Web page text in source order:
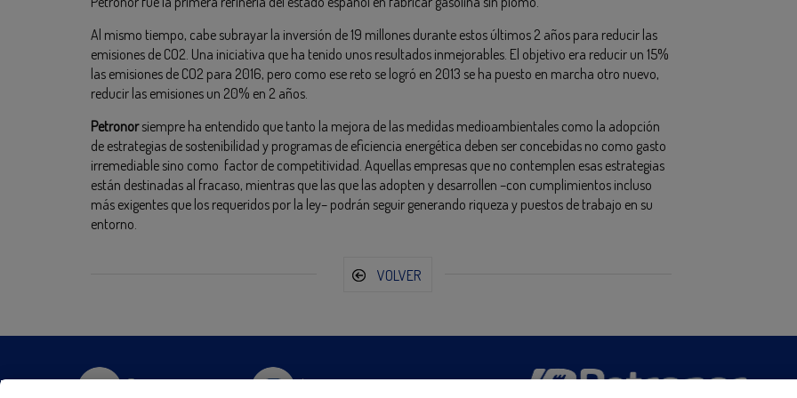
Al mismo tiempo, cabe subrayar la inversión de 19 millones durante estos últimos 2 años para reducir las
emisiones de CO2. Una iniciativa que ha tenido unos resultados inmejorables. El objetivo era reducir un 15%
las emisiones de CO2 para 2016, pero como ese reto se logró en 2013 se ha puesto en marcha otro nuevo,
reducir las emisiones un 20% en 2 años.
Petronorsiempre ha entendido que tanto la mejora de las medidas medioambientales como la adopción
de estrategias de sostenibilidad y programas de eficiencia energética deben ser concebidas no como gasto
irremediable sino como factor de competitividad. Aquellas empresas que no contemplen esas estrategias
están destinadas al fracaso, mientras que las que las adopten y desarrollen –con cumplimientos incluso
más exigentes que los requeridos por la ley– podrán seguir generando riqueza y puestos de trabajo en su
entorno.
VOLVER
Twitter Instagram